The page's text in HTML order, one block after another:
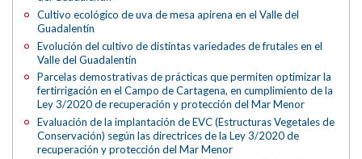
Cultivo ecológico de uva de mesa apirena en el Valle del
Guadalentín
Evolución del cultivo de distintas variedades de frutales en el
Valle del Guadalentín
Parcelas demostrativas de prácticas que permiten optimizar la
fertirrigación en el Campo de Cartagena, en cumplimiento de la
Ley 3/2020 de recuperación y protección del Mar Menor
Evaluación de la implantación de EVC (Estructuras Vegetales de
Conservación) según las directrices de la Ley 3/2020 de
recuperación y protección del Mar Menor